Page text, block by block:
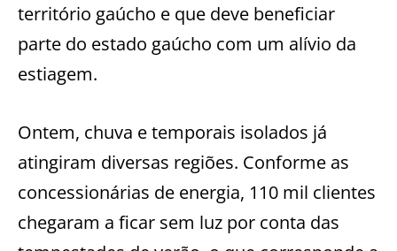
território gaúcho e que deve beneficiar
parte do estado gaúcho com um alívio da
estiagem.
Ontem, chuva e temporais isolados já
atingiram diversas regiões. Conforme as
concessionárias de energia, 110 mil clientes
chegaram a ficar sem luz por conta das